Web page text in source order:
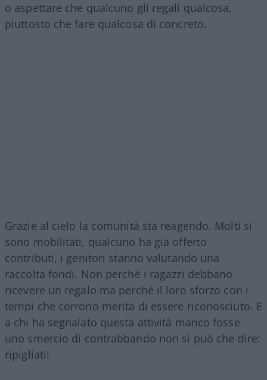
o aspettare che qualcuno gli regali qualcosa,
piuttosto che fare qualcosa di concreto.
Grazie al cielo la comunità sta reagendo. Molti si
sono mobilitati, qualcuno ha già offerto
contributi, i genitori stanno valutando una
raccolta fondi. Non perché i ragazzi debbano
ricevere un regalo ma perché il loro sforzo con i
tempi che corrono merita di essere riconosciuto. E
a chi ha segnalato questa attività manco fosse
uno smercio di contrabbando non si può che dire:
ripigliati!